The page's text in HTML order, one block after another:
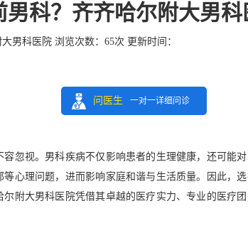
科？齐齐哈尔附大男科
男科医院 浏览次数： 65次 更新时间：
问医生 一对一详细问诊
视。男科疾病不仅影响患者的生理健康，还可能对
心理问题，进而影响家庭和谐与生活质量。因此，
附大男科医院凭借其卓越的医疗实力、专业的医疗团